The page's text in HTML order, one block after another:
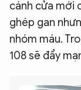
cánh cửa mới
ghép gan
nhóm máu.
108 sẽ đẩy